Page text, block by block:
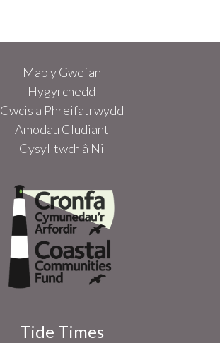
Map y Gwefan
Hygyrchedd
Cwcis a Phreifatrwydd
Amodau Cludiant
Cysylltwch â Ni
Tide Times